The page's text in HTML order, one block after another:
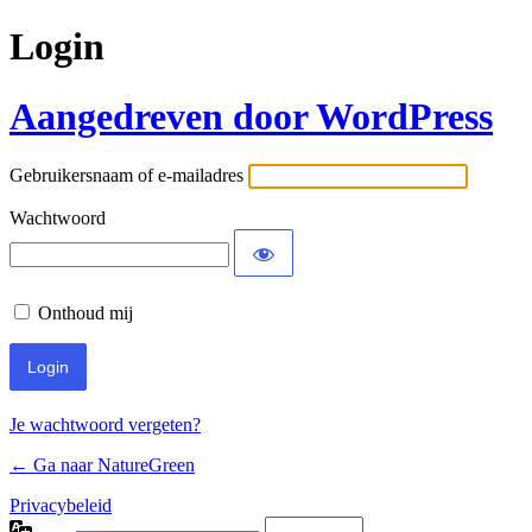
Login
Aangedreven door WordPress
Gebruikersnaam of e-mailadres
Wachtwoord
Onthoud mij
Je wachtwoord vergeten?
← Ga naar NatureGreen
Privacybeleid